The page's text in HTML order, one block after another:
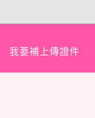
我要補上傳證件